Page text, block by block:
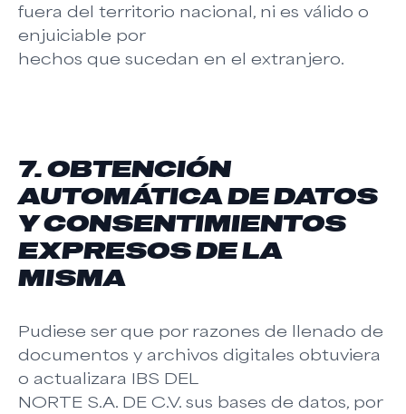
fuera del territorio nacional, ni es válido o
enjuiciable por
hechos que sucedan en el extranjero.
7. OBTENCIÓN
AUTOMÁTICA DE DATOS
Y CONSENTIMIENTOS
EXPRESOS DE LA
MISMA
Pudiese ser que por razones de llenado de
documentos y archivos digitales obtuviera
o actualizara IBS DEL
NORTE S.A. DE C.V. sus bases de datos, por